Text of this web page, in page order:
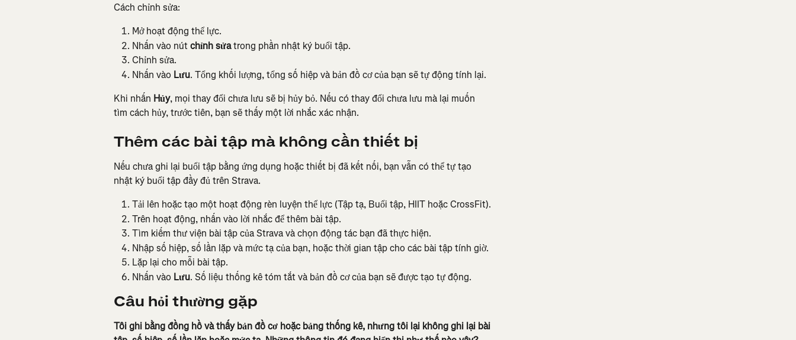
Cách chỉnh sửa:
Mở hoạt động thể lực.
Nhấn vào nút chỉnh sửa trong phần nhật ký buổi tập.
Chỉnh sửa.
Nhấn vào Lưu. Tổng khối lượng, tổng số hiệp và bản đồ cơ của bạn sẽ tự động tính lại.
Khi nhấn Hủy, mọi thay đổi chưa lưu sẽ bị hủy bỏ. Nếu có thay đổi chưa lưu mà lại muốn
tìm cách hủy, trước tiên, bạn sẽ thấy một lời nhắc xác nhận.
Thêm các bài tập mà không cần thiết bị
Nếu chưa ghi lại buổi tập bằng ứng dụng hoặc thiết bị đã kết nối, bạn vẫn có thể tự tạo
nhật ký buổi tập đầy đủ trên Strava.
Tải lên hoặc tạo một hoạt động rèn luyện thể lực (Tập tạ, Buổi tập, HIIT hoặc CrossFit).
Trên hoạt động, nhấn vào lời nhắc để thêm bài tập.
Tìm kiếm thư viện bài tập của Strava và chọn động tác bạn đã thực hiện.
Nhập số hiệp, số lần lặp và mức tạ của bạn, hoặc thời gian tập cho các bài tập tính giờ.
Lặp lại cho mỗi bài tập.
Nhấn vào Lưu. Số liệu thống kê tóm tắt và bản đồ cơ của bạn sẽ được tạo tự động.
Câu hỏi thường gặp
Tôi ghi bằng đồng hồ và thấy bản đồ cơ hoặc bảng thống kê, nhưng tôi lại không ghi lại bài